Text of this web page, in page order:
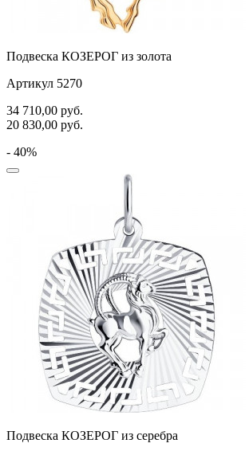
Подвеска КОЗЕРОГ из золота
Артикул 5270
34 710,00 руб.
20 830,00 руб.
- 40%
Подвеска КОЗЕРОГ из серебра